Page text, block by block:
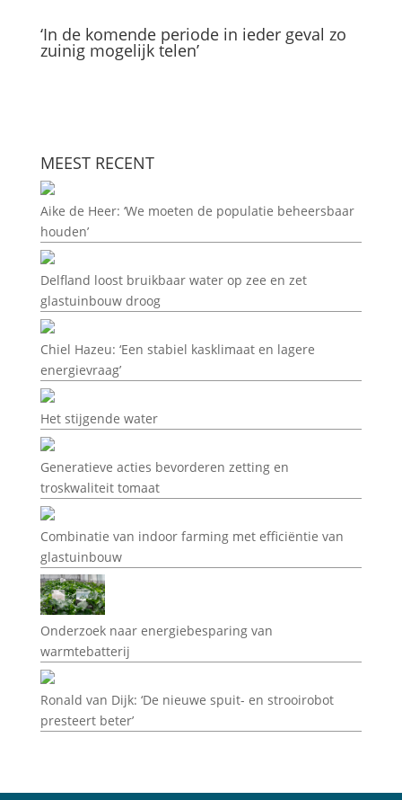
‘In de komende periode in ieder geval zo
zuinig mogelijk telen’
MEEST RECENT
Aike de Heer: ‘We moeten de populatie beheersbaar
houden’
Delfland loost bruikbaar water op zee en zet
glastuinbouw droog
Chiel Hazeu: ‘Een stabiel kasklimaat en lagere
energievraag’
Het stijgende water
Generatieve acties bevorderen zetting en
troskwaliteit tomaat
Combinatie van indoor farming met efficiëntie van
glastuinbouw
Onderzoek naar energiebesparing van
warmtebatterij
Ronald van Dijk: ‘De nieuwe spuit- en strooirobot
presteert beter’